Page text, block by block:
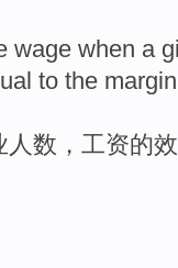
wage when a
to the
人数， 工资的